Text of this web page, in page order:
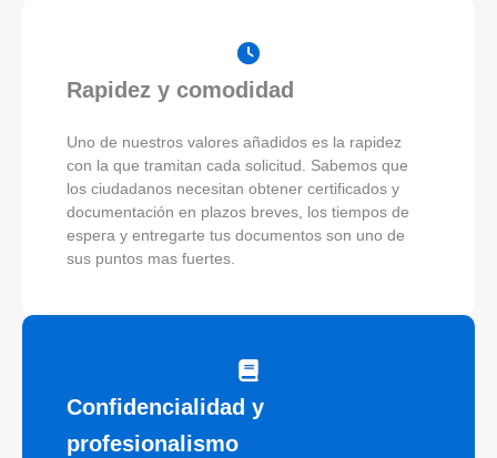
Rapidez y comodidad
Uno de nuestros valores añadidos es la rapidez
con la que tramitan cada solicitud. Sabemos que
los ciudadanos necesitan obtener certificados y
documentación en plazos breves, los tiempos de
espera y entregarte tus documentos son uno de
sus puntos mas fuertes.
Confidencialidad y
profesionalismo